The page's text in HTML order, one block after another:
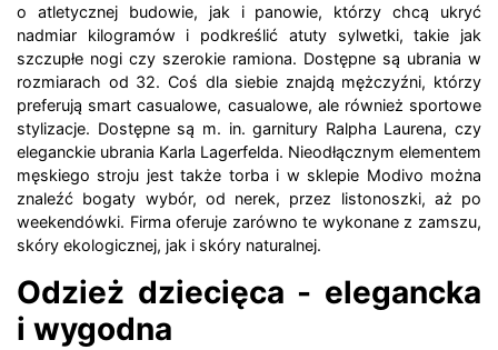
o atletycznej budowie, jak i panowie, którzy chcą ukryć
nadmiar kilogramów i podkreślić atuty sylwetki, takie jak
szczupłe nogi czy szerokie ramiona. Dostępne są ubrania w
rozmiarach od 32. Coś dla siebie znajdą mężczyźni, którzy
preferują smart casualowe, casualowe, ale również sportowe
stylizacje. Dostępne są m. in. garnitury Ralpha Laurena, czy
eleganckie ubrania Karla Lagerfelda. Nieodłącznym elementem
męskiego stroju jest także torba i w sklepie Modivo można
znaleźć bogaty wybór, od nerek, przez listonoszki, aż po
weekendówki. Firma oferuje zarówno te wykonane z zamszu,
skóry ekologicznej, jak i skóry naturalnej.
Odzież dziecięca - elegancka
i wygodna